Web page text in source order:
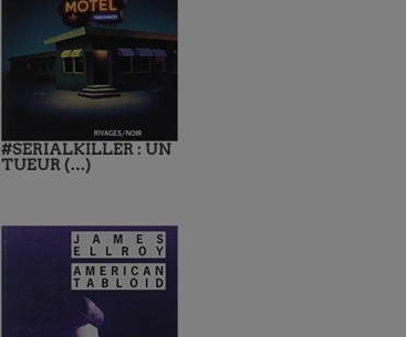
#SERIALKILLER : UN
TUEUR (…)